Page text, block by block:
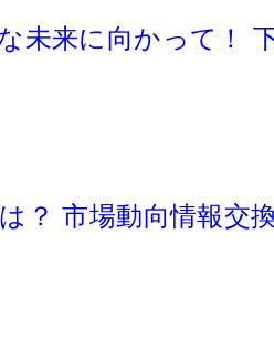
未来に向かって！
？ 市場動向情報交